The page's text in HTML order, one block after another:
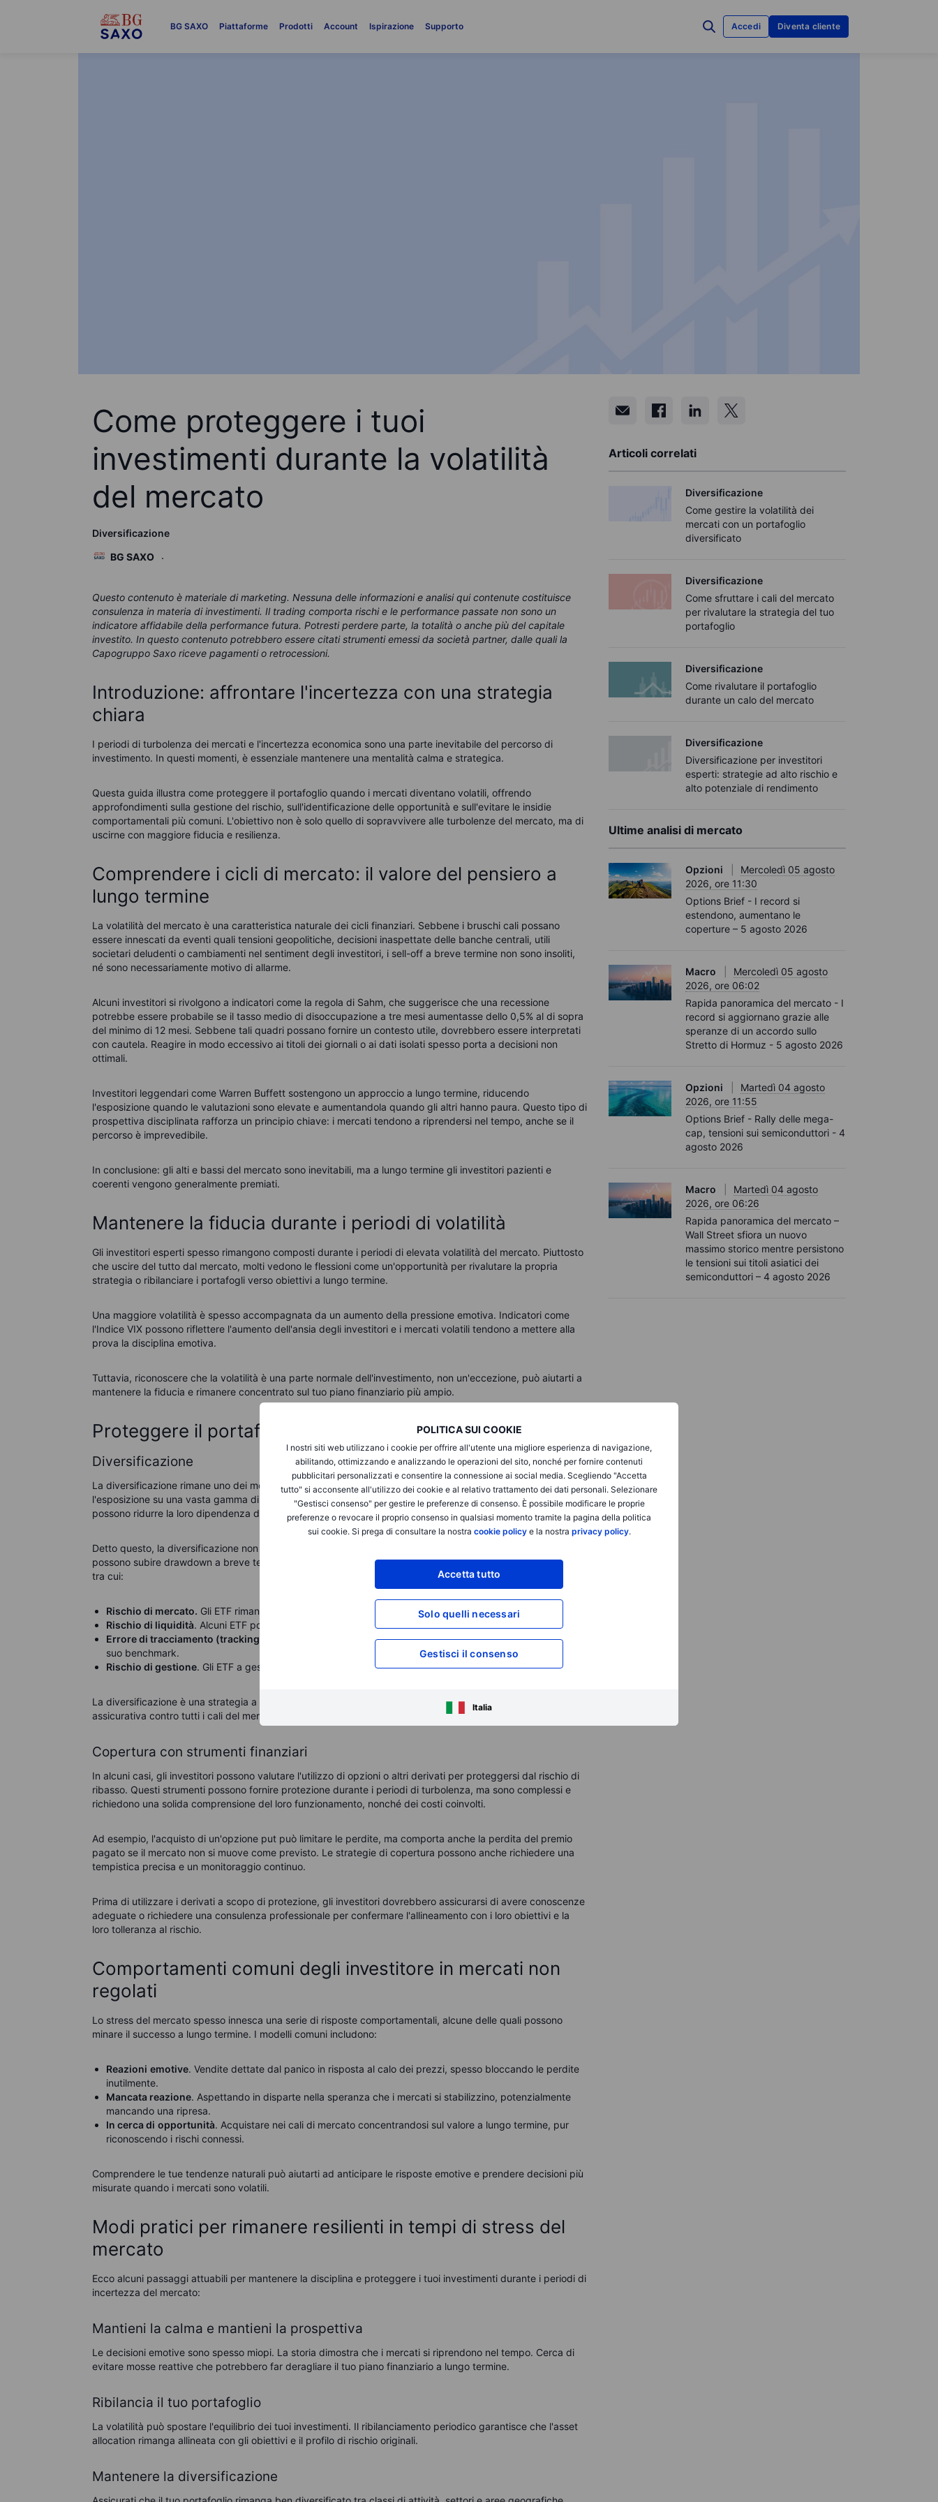
BG SAXO Piattaforme Prodotti Account Ispirazione Supporto Accedi Diventa cliente
POLITICA SUI COOKIE
I nostri siti web utilizzano i cookie per offrire all'utente una migliore esperienza di navigazione,
abilitando, ottimizzando e analizzando le operazioni del sito, nonché per fornire contenuti
pubblicitari personalizzati e consentire la connessione ai social media. Scegliendo "Accetta
tutto" si acconsente all'utilizzo dei cookie e al relativo trattamento dei dati personali. Selezionare
"Gestisci consenso" per gestire le preferenze di consenso. È possibile modificare le proprie
preferenze o revocare il proprio consenso in qualsiasi momento tramite la pagina della politica
sui cookie. Si prega di consultare la nostra cookie policye la nostra privacy policy.
Accetta tutto
Solo quelli necessari
Gestisci il consenso
Italia
Come proteggere i tuoi
investimenti durante la volatilità
del mercato
Diversificazione
BG SAXO
Questo contenuto è materiale di marketing. Nessuna delle informazioni e analisi qui contenute costituisce
consulenza in materia di investimenti. Il trading comporta rischi e le performance passate non sono un
indicatore affidabile della performance futura. Potresti perdere parte, la totalità o anche più del capitale
investito. In questo contenuto potrebbero essere citati strumenti emessi da società partner, dalle quali la
Capogruppo Saxo riceve pagamenti o retrocessioni.
Introduzione: affrontare l'incertezza con una strategia
chiara
I periodi di turbolenza dei mercati e l'incertezza economica sono una parte inevitabile del percorso di
investimento. In questi momenti, è essenziale mantenere una mentalità calma e strategica.
Questa guida illustra come proteggere il portafoglio quando i mercati diventano volatili, offrendo
approfondimenti sulla gestione del rischio, sull'identificazione delle opportunità e sull'evitare le insidie
comportamentali più comuni. L'obiettivo non è solo quello di sopravvivere alle turbolenze del mercato, ma di
uscirne con maggiore fiducia e resilienza.
Comprendere i cicli di mercato: il valore del pensiero a
lungo termine
La volatilità del mercato è una caratteristica naturale dei cicli finanziari. Sebbene i bruschi cali possano
essere innescati da eventi quali tensioni geopolitiche, decisioni inaspettate delle banche centrali, utili
societari deludenti o cambiamenti nel sentiment degli investitori, i sell-off a breve termine non sono insoliti,
né sono necessariamente motivo di allarme.
Alcuni investitori si rivolgono a indicatori come la regola di Sahm, che suggerisce che una recessione
potrebbe essere probabile se il tasso medio di disoccupazione a tre mesi aumentasse dello 0,5% al di sopra
del minimo di 12 mesi. Sebbene tali quadri possano fornire un contesto utile, dovrebbero essere interpretati
con cautela. Reagire in modo eccessivo ai titoli dei giornali o ai dati isolati spesso porta a decisioni non
ottimali.
Investitori leggendari come Warren Buffett sostengono un approccio a lungo termine, riducendo
l'esposizione quando le valutazioni sono elevate e aumentandola quando gli altri hanno paura. Questo tipo di
prospettiva disciplinata rafforza un principio chiave: i mercati tendono a riprendersi nel tempo, anche se il
percorso è imprevedibile.
In conclusione: gli alti e bassi del mercato sono inevitabili, ma a lungo termine gli investitori pazienti e
coerenti vengono generalmente premiati.
Mantenere la fiducia durante i periodi di volatilità
Gli investitori esperti spesso rimangono composti durante i periodi di elevata volatilità del mercato. Piuttosto
che uscire del tutto dal mercato, molti vedono le flessioni come un'opportunità per rivalutare la propria
strategia o ribilanciare i portafogli verso obiettivi a lungo termine.
Una maggiore volatilità è spesso accompagnata da un aumento della pressione emotiva. Indicatori come
l'Indice VIX possono riflettere l'aumento dell'ansia degli investitori e i mercati volatili tendono a mettere alla
prova la disciplina emotiva.
Tuttavia, riconoscere che la volatilità è una parte normale dell'investimento, non un'eccezione, può aiutarti a
mantenere la fiducia e rimanere concentrato sul tuo piano finanziario più ampio.
Proteggere il portafoglio attraverso la gestione del rischio
Diversificazione
La diversificazione rimane uno dei modi più efficaci per gestire il rischio di investimento. Distribuendo
l'esposizione su una vasta gamma di asset class, come ad esempio azioni, obbligazioni ed ETF, gli investitori
possono ridurre la loro dipendenza da ogni singolo settore, regione o asset class.
Detto questo, la diversificazione non è una garanzia contro le perdite. Anche i portafogli ben diversificati
possono subire drawdown a breve termine. Inoltre, alcuni strumenti come gli ETF comportano rischi propri,
tra cui:
Rischio di mercato. Gli ETF rimangono soggetti ai movimenti generali del mercato.
Rischio di liquidità. Alcuni ETF possono essere difficili da acquistare o vendere in grandi volumi.
Errore di tracciamento (tracking error)
. L'ETF potrebbe non replicare esattamente la performance del
suo benchmark.
Rischio di gestione. Gli ETF a gestione attiva si basano sul processo decisionale dei gestori di fondi.
La diversificazione è una strategia a lungo termine per ridurre il rischio di portafoglio, non una polizza
assicurativa contro tutti i cali del mercato.
Copertura con strumenti finanziari
In alcuni casi, gli investitori possono valutare l'utilizzo di opzioni o altri derivati per proteggersi dal rischio di
ribasso. Questi strumenti possono fornire protezione durante i periodi di turbolenza, ma sono complessi e
richiedono una solida comprensione del loro funzionamento, nonché dei costi coinvolti.
Ad esempio, l'acquisto di un'opzione put può limitare le perdite, ma comporta anche la perdita del premio
pagato se il mercato non si muove come previsto. Le strategie di copertura possono anche richiedere una
tempistica precisa e un monitoraggio continuo.
Prima di utilizzare i derivati a scopo di protezione, gli investitori dovrebbero assicurarsi di avere conoscenze
adeguate o richiedere una consulenza professionale per confermare l'allineamento con i loro obiettivi e la
loro tolleranza al rischio.
Comportamenti comuni degli investitore in mercati non
regolati
Lo stress del mercato spesso innesca una serie di risposte comportamentali, alcune delle quali possono
minare il successo a lungo termine. I modelli comuni includono:
Reazioni emotive. Vendite dettate dal panico in risposta al calo dei prezzi, spesso bloccando le perdite
inutilmente.
Mancata reazione. Aspettando in disparte nella speranza che i mercati si stabilizzino, potenzialmente
mancando una ripresa.
In cerca di opportunità. Acquistare nei cali di mercato concentrandosi sul valore a lungo termine, pur
riconoscendo i rischi connessi.
Comprendere le tue tendenze naturali può aiutarti ad anticipare le risposte emotive e prendere decisioni più
misurate quando i mercati sono volatili.
Modi pratici per rimanere resilienti in tempi di stress del
mercato
Ecco alcuni passaggi attuabili per mantenere la disciplina e proteggere i tuoi investimenti durante i periodi di
incertezza del mercato:
Mantieni la calma e mantieni la prospettiva
Le decisioni emotive sono spesso miopi. La storia dimostra che i mercati si riprendono nel tempo. Cerca di
evitare mosse reattive che potrebbero far deragliare il tuo piano finanziario a lungo termine.
Ribilancia il tuo portafoglio
La volatilità può spostare l'equilibrio dei tuoi investimenti. Il ribilanciamento periodico garantisce che l'asset
allocation rimanga allineata con gli obiettivi e il profilo di rischio originali.
Mantenere la diversificazione
Articoli correlati
Diversificazione
Come gestire la volatilità dei
mercati con un portafoglio
diversificato
Diversificazione
Come sfruttare i cali del mercato
per rivalutare la strategia del tuo
portafoglio
Diversificazione
Come rivalutare il portafoglio
durante un calo del mercato
Diversificazione
Diversificazione per investitori
esperti: strategie ad alto rischio e
alto potenziale di rendimento
Ultime analisi di mercato
Opzioni
Mercoledì 05 agosto
2026, ore 11:30
Options Brief - I record si
estendono, aumentano le
coperture – 5 agosto 2026
Macro
Mercoledì 05 agosto
2026, ore 06:02
Rapida panoramica del mercato - I
record si aggiornano grazie alle
speranze di un accordo sullo
Stretto di Hormuz - 5 agosto 2026
Opzioni
Martedì 04 agosto
2026, ore 11:55
Options Brief - Rally delle mega-
cap, tensioni sui semiconduttori - 4
agosto 2026
Macro
Martedì 04 agosto
2026, ore 06:26
Rapida panoramica del mercato –
Wall Street sfiora un nuovo
massimo storico mentre persistono
le tensioni sui titoli asiatici dei
semiconduttori – 4 agosto 2026